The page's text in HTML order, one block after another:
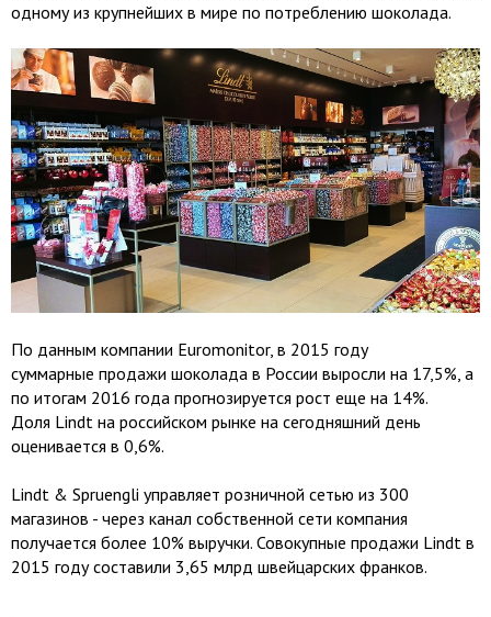
одному из крупнейших в мире по потреблению шоколада.
По данным компании Euromonitor, в 2015 году
суммарные продажи шоколада в России выросли на 17,5%, а
по итогам 2016 года прогнозируется рост еще на 14%.
Доля Lindt на российском рынке на сегодняшний день
оценивается в 0,6%.
Lindt & Spruengli управляет розничной сетью из 300
магазинов - через канал собственной сети компания
получается более 10% выручки. Совокупные продажи Lindt в
2015 году составили 3,65 млрд швейцарских франков.